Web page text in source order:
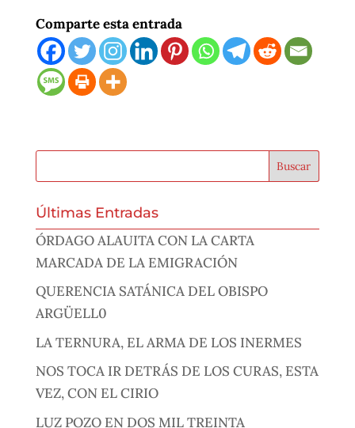
Comparte esta entrada
Últimas Entradas
ÓRDAGO ALAUITA CON LA CARTA
MARCADA DE LA EMIGRACIÓN
QUERENCIA SATÁNICA DEL OBISPO
ARGÜELL0
LA TERNURA, EL ARMA DE LOS INERMES
NOS TOCA IR DETRÁS DE LOS CURAS, ESTA
VEZ, CON EL CIRIO
LUZ POZO EN DOS MIL TREINTA